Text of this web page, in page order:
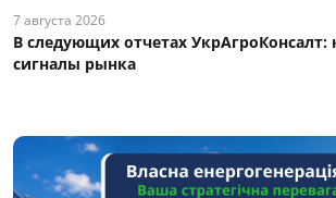
7 августа 2026
В следующих отчетах
сигналы рынка